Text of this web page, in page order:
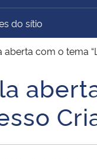
Ministério do
Desenvolvimento
Advocacia-Geral da
do sítio
com o tema